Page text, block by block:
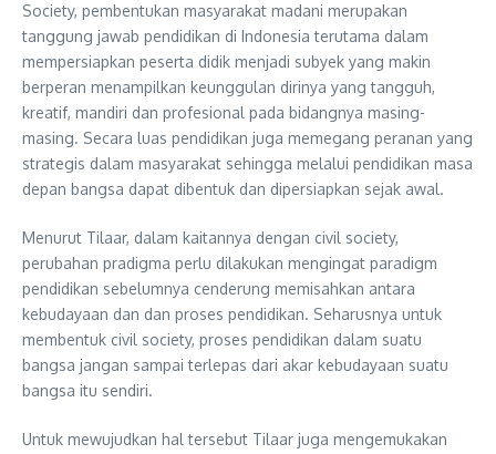
Society, pembentukan masyarakat madani merupakan
tanggung jawab pendidikan di Indonesia terutama dalam
mempersiapkan peserta didik menjadi subyek yang makin
berperan menampilkan keunggulan dirinya yang tangguh,
kreatif, mandiri dan profesional pada bidangnya masing-
masing. Secara luas pendidikan juga memegang peranan yang
strategis dalam masyarakat sehingga melalui pendidikan masa
depan bangsa dapat dibentuk dan dipersiapkan sejak awal.
Menurut Tilaar, dalam kaitannya dengan civil society,
perubahan pradigma perlu dilakukan mengingat paradigm
pendidikan sebelumnya cenderung memisahkan antara
kebudayaan dan dan proses pendidikan. Seharusnya untuk
membentuk civil society, proses pendidikan dalam suatu
bangsa jangan sampai terlepas dari akar kebudayaan suatu
bangsa itu sendiri.
Untuk mewujudkan hal tersebut Tilaar juga mengemukakan